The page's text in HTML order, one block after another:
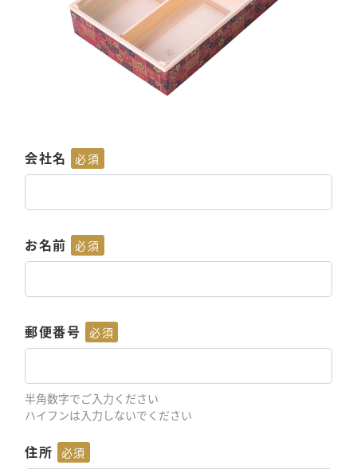
会社名 必須
お名前 必須
郵便番号 必須
半角数字でご入力ください
ハイフンは入力しないでください
住所 必須